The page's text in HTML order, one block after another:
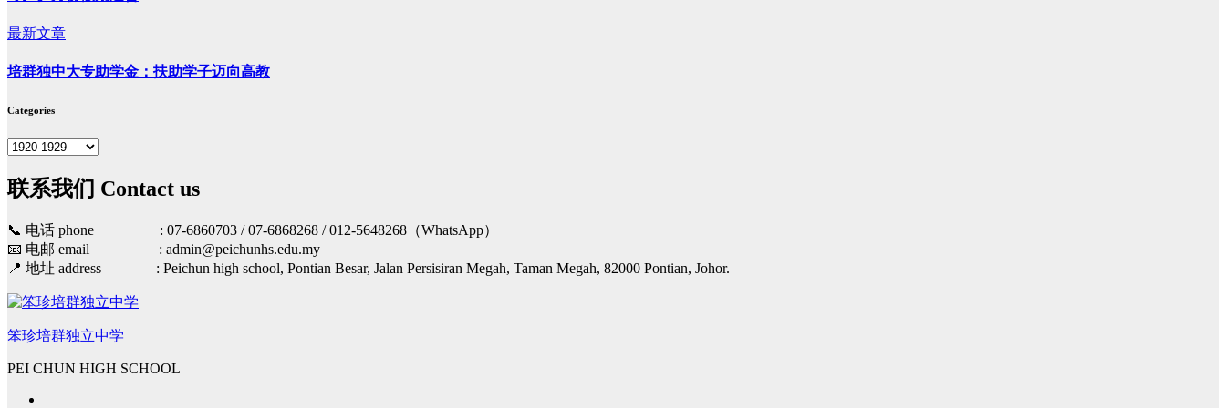
最新文章
培群独中大专助学金：扶助学子迈向高教
Categories
Categories
联系我们 Contact us
📞 电话 phone : 07-6860703 / 07-6868268 / 012-5648268（WhatsApp）
📧 电邮 email : admin@peichunhs.edu.my
📍 地址 address : Peichun high school, Pontian Besar, Jalan Persisiran Megah, Taman Megah, 82000 Pontian, Johor.
笨珍培群独立中学
PEI CHUN HIGH SCHOOL